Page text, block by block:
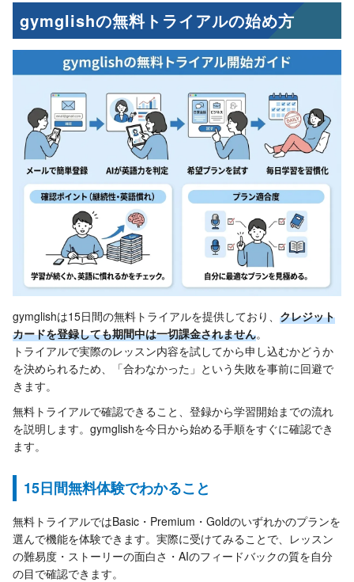
gymglishの無料トライアルの始め方
gymglishは15日間の無料トライアルを提供しており、 クレジット
カードを登録しても期間中は一切課金されません。
トライアルで実際のレッスン内容を試してから申し込むかどうか
を決められるため、「合わなかった」という失敗を事前に回避で
きます。
無料トライアルで確認できること、登録から学習開始までの流れ
を説明します。gymglishを今日から始める手順をすぐに確認でき
ます。
15日間無料体験でわかること
無料トライアルではBasic・Premium・Goldのいずれかのプランを
選んで機能を体験できます。実際に受けてみることで、レッスン
の難易度・ストーリーの面白さ・AIのフィードバックの質を自分
の目で確認できます。